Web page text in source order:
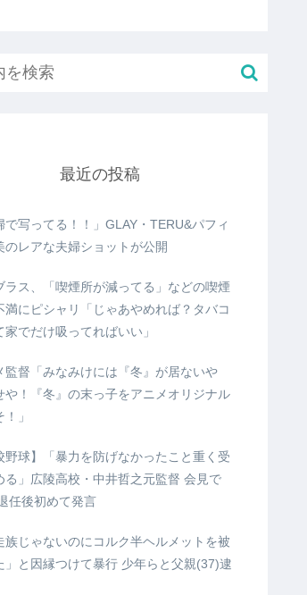
最近の投稿
で写ってる！！」GLAY・TERU&パフィ
のレアな夫婦ショットが公開
ラス、「喫煙所が減ってる」などの喫煙
満にピシャリ「じゃあやめれば？タバコ
家でだけ吸ってればいい」
監督「みなみけには『冬』が居ないや
！『冬』の末っ子をアニメオリジナル
」
野球】「暴力を防げなかったこと重く受
る」広陵高校・中井哲之元監督 会見で
任後初めて発言
族じゃないのにコルク半ヘルメットを被
」と因縁つけて暴行 少年らと父親(37)逮